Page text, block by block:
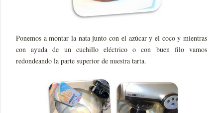
Ponemos a montar la nata junto con el azúcar y el coco y mientras
con ayuda de un cuchillo eléctrico o con buen filo vamos
redondeando la parte superior de nuestra tarta.